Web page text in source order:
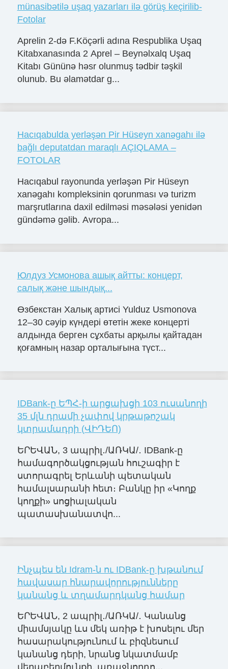
münasibətilə uşaq yazarları ilə görüş keçirilib-
Fotolar
Aprelin 2-də F.Köçərli adına Respublika Uşaq
Kitabxanasında 2 Aprel – Beynəlxalq Uşaq
Kitabı Gününə həsr olunmuş tədbir təşkil
olunub. Bu əlamətdar g...
Hacıqabulda yerləşən Pir Hüseyn xanəgahı ilə
bağlı deputatdan maraqlı AÇIQLAMA –
FOTOLAR
Hacıqabul rayonunda yerləşən Pir Hüseyn
xanəgahı kompleksinin qorunması və turizm
marşrutlarına daxil edilməsi məsələsi yenidən
gündəmə gəlib. Avropa...
Юлдуз Усмонова ашық айтты: концерт,
салық және шындық...
Өзбекстан Халық артисі Yulduz Usmonova
12–30 сәуір күндері өтетін жеке концерті
алдында берген сұхбаты арқылы қайтадан
қоғамның назар орталығына түст...
IDBank-ը ԵՊՀ-ի արցախցի 103 ուսանողի
35 մլն դրամի չափով կրթաթոշակ
կտրամադրի (ՎԻԴԵՈ)
ԵՐԵՎԱՆ, 3 ապրիլ․/ԱՌԿԱ/․ IDBank-ը
համագործակցության հուշագիր է
ստորագրել Երևանի պետական
համալսարանի հետ։ Բանկը իր «Կողք
կողքի» սոցիալական
պատասխանատվո...
Ինչպես են Idram-ն ու IDBank-ը խթանում
հավասար հնարավորությունները
կանանց և տղամարդկանց համար
ԵՐԵՎԱՆ, 2 ապրիլ․/ԱՌԿԱ/․ Կանանց
միամսյակը ևս մեկ առիթ է խոսելու մեր
հասարակությունում և բիզնեսում
կանանց դերի, նրանց նկատմամբ